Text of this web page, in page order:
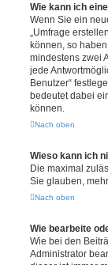
Wie kann ich
Wenn Sie ein
„Umfrage
können, so
mindestens zwei
jede
Benutzer“
bedeutet dabei
können.
Nach oben
Wieso kann ich
Die maximal
Sie glauben,
Nach oben
Wie bearbeite
Wie bei den
Administrator